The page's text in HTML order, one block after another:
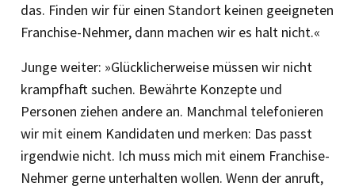
das. Finden wir für einen Standort keinen geeigneten
Franchise-Nehmer, dann machen wir es halt nicht.«
Junge weiter: »Glücklicherweise müssen wir nicht
krampfhaft suchen. Bewährte Konzepte und
Personen ziehen andere an. Manchmal telefonieren
wir mit einem Kandidaten und merken: Das passt
irgendwie nicht. Ich muss mich mit einem Franchise-
Nehmer gerne unterhalten wollen. Wenn der anruft,